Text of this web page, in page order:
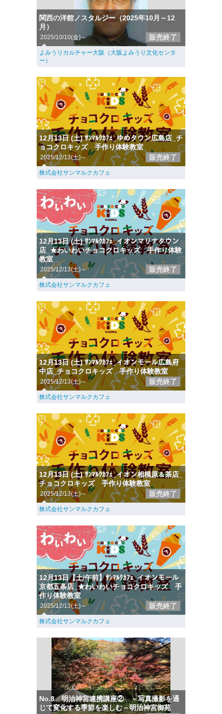
関西の洋館ノスタルジー（2025年10月～12
月）
2025/10/10(金)～ 販売終了
よみうりカルチャー大阪（大阪よみうり文化センタ
ー）
12月13日 (土) ｻﾝﾏﾙｸｶﾌｪ_ゆめタウン広島店_チ
ョコクロキッズ 手作り体験教室
2025/12/13(土)～ 販売終了
株式会社サンマルクカフェ
12月13日 (土) ｻﾝﾏﾙｸｶﾌｪ_イオンマリナタウン
店_★わいわいチョコクロキッズ 手作り体験
教室
2025/12/13(土)～ 販売終了
株式会社サンマルクカフェ
12月13日 (土) ｻﾝﾏﾙｸｶﾌｪ_イオンモール広島府
中店_チョコクロキッズ 手作り体験教室
2025/12/13(土)～ 販売終了
株式会社サンマルクカフェ
12月13日 (土) ｻﾝﾏﾙｸｶﾌｪ_イオン相模原＆茶店_
チョコクロキッズ 手作り体験教室
2025/12/13(土)～ 販売終了
株式会社サンマルクカフェ
12月13日【土/午前】ｻﾝﾏﾙｸｶﾌｪ_イオンモール
京都五条店_★わいわいチョコクロキッズ 手
作り体験教室
2025/12/13(土)～ 販売終了
株式会社サンマルクカフェ
No.8 明治神宮連携講座② －写真撮影を通
じて変化する季節を楽しむ－明治神宮御苑